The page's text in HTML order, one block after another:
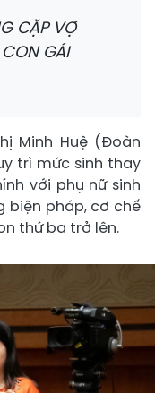
CẶP VỢ
GÁI
Minh Huệ (Đoàn
trì mức sinh thay
với phụ nữ sinh
biện pháp, cơ chế
thứ ba trở lên.